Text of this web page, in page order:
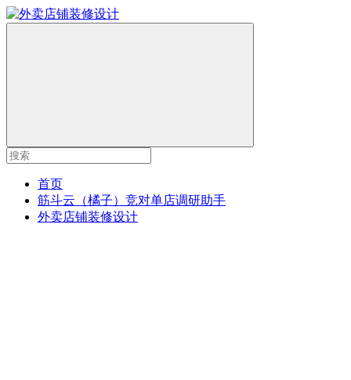
首页
筋斗云（橘子）竞对单店调研助手
外卖店铺装修设计